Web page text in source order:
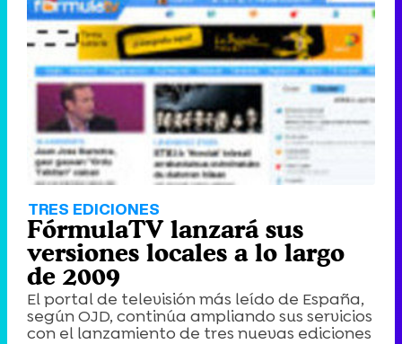
TRES EDICIONES
FórmulaTV lanzará sus
versiones locales a lo largo
de 2009
El portal de televisión más leído de España,
según OJD, continúa ampliando sus servicios
con el lanzamiento de tres nuevas ediciones